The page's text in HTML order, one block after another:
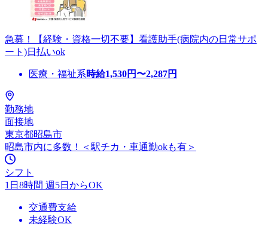
急募！【経験・資格一切不要】看護助手(病院内の日常サポ
ート)日払いok
医療・福祉系時給1,530円〜2,287円
勤務地
面接地
東京都昭島市
昭島市内に多数！＜駅チカ・車通勤okも有＞
シフト
1日8時間 週5日からOK
交通費支給
未経験OK